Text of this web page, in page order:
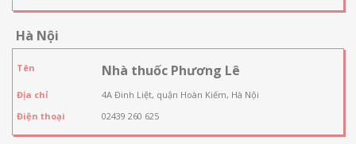
Hà Nội
Tên Nhà thuốc Phương Lê
Địa chỉ
4A Đinh Liệt, quận Hoàn Kiếm, Hà Nội
Điện thoại
02439 260 625